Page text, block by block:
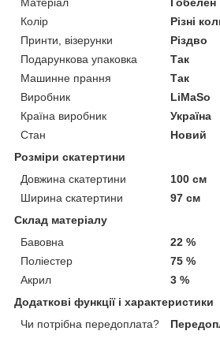
Колір
Різні
Принти, візерунки
Різдво
Подарункова упаковка
Так
Машинне прання
Так
Виробник
LiMaSo
Країна виробник
Україна
Стан
Новий
Розміри скатертини
Довжина скатертини
100 см
Ширина скатертини
97 см
Склад матеріалу
Бавовна
22 %
Поліестер
75 %
Акрил
3 %
Додаткові функції і характеристики
Чи потрібна передоплата?